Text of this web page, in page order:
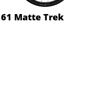
Matte Trek